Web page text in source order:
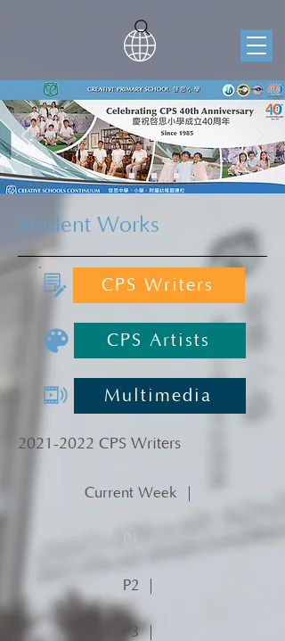
Student Works
CPS Writers
CPS Artists
Multimedia
2021-2022 CPS Writers
Current Week ｜
P2 ｜
P3 ｜